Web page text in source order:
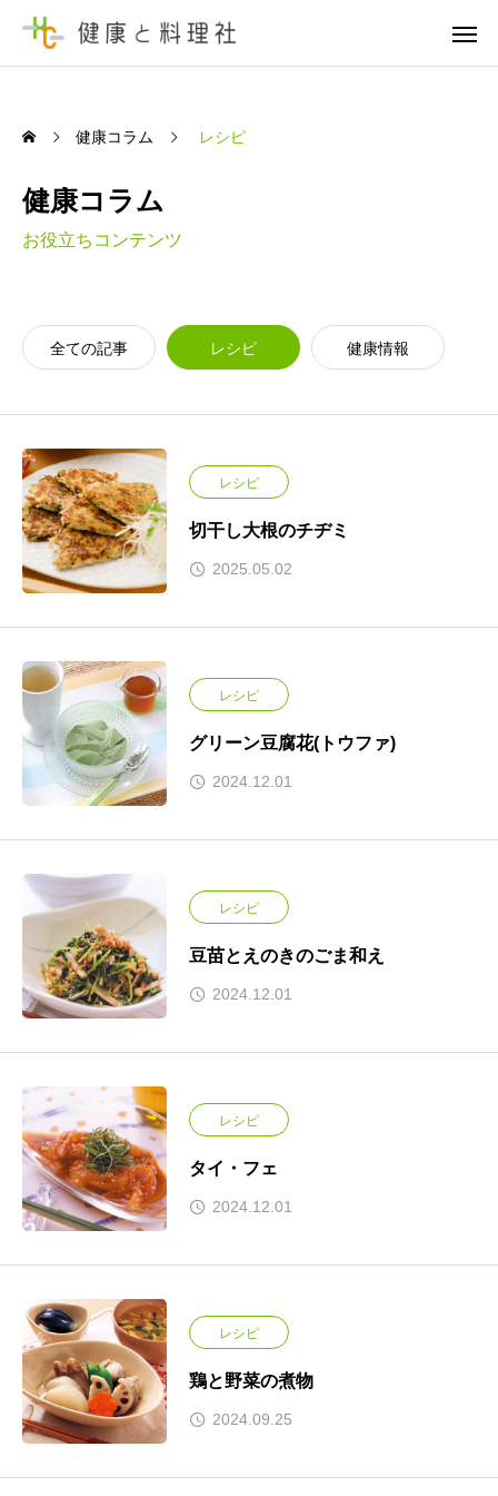
健康コラム レシピ
健康コラム
お役立ちコンテンツ
全ての記事 レシピ 健康情報
レシピ
切干し大根のチヂミ
2025.05.02
レシピ
グリーン豆腐花(トウファ)
2024.12.01
レシピ
豆苗とえのきのごま和え
2024.12.01
レシピ
タイ・フェ
2024.12.01
レシピ
鶏と野菜の煮物
2024.09.25